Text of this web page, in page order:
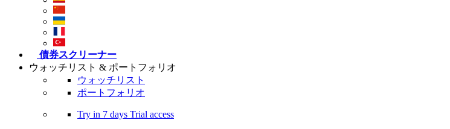
債券スクリーナー
ウォッチリスト & ポートフォリオ
ウォッチリスト
ポートフォリオ
Try in 7 days Trial access